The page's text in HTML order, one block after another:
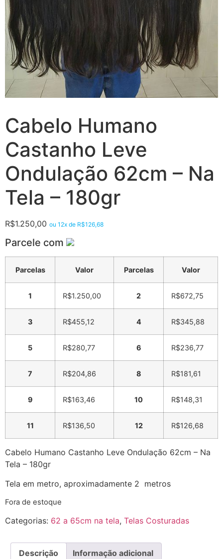
Cabelo Humano
Castanho Leve
Ondulação 62cm – Na
Tela – 180gr
R$1.250,00 ou 12x de R$126,68
Parcele com
Parcelas Valor Parcelas Valor
1 R$1.250,00 2 R$672,75
3 R$455,12 4 R$345,88
5 R$280,77 6 R$236,77
7 R$204,86 8 R$181,61
9 R$163,46 10 R$148,31
11 R$136,50 12 R$126,68
Cabelo Humano Castanho Leve Ondulação 62cm – Na
Tela – 180gr
Tela em metro, aproximadamente 2 metros
Fora de estoque
Categorias: 62 a 65cm na tela, Telas Costuradas
Descrição Informação adicional